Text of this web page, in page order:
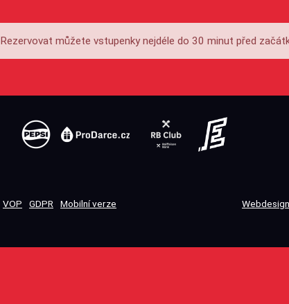
můžete vstupenky nejdéle do 30 minut před
VOP GDPR Mobilní verze